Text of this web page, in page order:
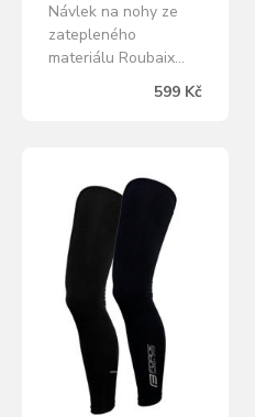
Návlek na nohy ze
zatepleného
materiálu Roubaix
usazení během
výkonu. Ergonomicky
tvarované zvlášť pro
levou a pravou
nohu.Velikosti: S - XL
Barva: černá, neon
růžová Složení: 95%
Polyester, 5%
Elastan> Vlastnosti
Materiál 90%
polyester, 10%…
599 Kč